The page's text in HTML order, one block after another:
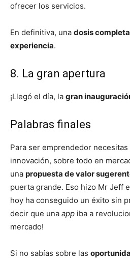
ofrecer los servicios.
En definitiva, una dosis
experiencia.
8. La gran apertura
¡Llegó el día, la gran
Palabras finales
Para ser emprendedor
innovación, sobre todo en
una propuesta de valor
puerta grande. Eso hizo Mr Jeff
hoy ha conseguido un éxito sin
decir que una app iba a
mercado!
Si no sabías sobre las